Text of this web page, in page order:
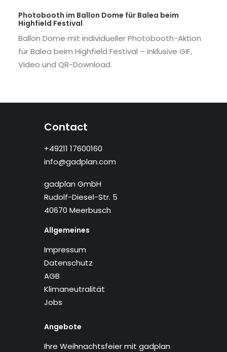
Photobooth im Ballon Dome für Balea beim
Highfield Festival
Ballon Dome mit individueller Photobooth-Aktion
für Balea beim Highfield Festival – inklusive GIF,
Video und QR-Download.
Contact
+49211 17600160
info@gadplan.com
gadplan GmbH
Rudolf-Diesel-Str. 5
40670 Meerbusch
Allgemeines
Impressum
Datenschutz
AGB
Klimaneutralität
Jobs
Angebote
Ihre Weihnachtsfeier mit gadplan